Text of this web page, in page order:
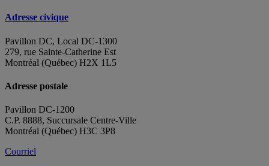
Adresse civique
Pavillon DC, Local DC-1300
279, rue Sainte-Catherine Est
Montréal (Québec) H2X 1L5
Adresse postale
Pavillon DC-1200
C.P. 8888, Succursale Centre-Ville
Montréal (Québec) H3C 3P8
Courriel